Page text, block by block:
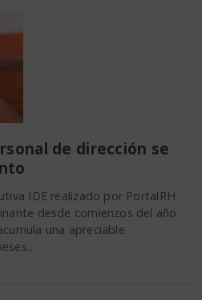
de dirección se
IDE realizado por PortalRH
desde comienzos del año.
una apreciable